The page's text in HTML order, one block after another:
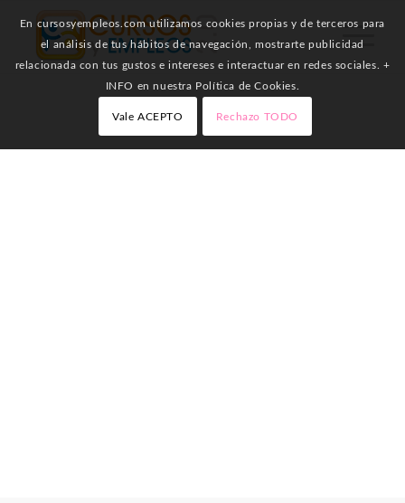
En cursosyempleos.com utilizamos cookies propias y de terceros para
el análisis de tus hábitos de navegación, mostrarte publicidad
relacionada con tus gustos e intereses e interactuar en redes sociales. +
INFO en nuestra Política de Cookies.
Vale ACEPTO Rechazo TODO